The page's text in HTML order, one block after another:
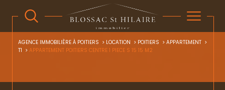
AGENCE IMMOBILIÈRE À POITIERS LOCATION POITIERS
APPARTEMENT
T1
APPARTEMENT POITIERS CENTRE 1 PIECE S 15 15 M2